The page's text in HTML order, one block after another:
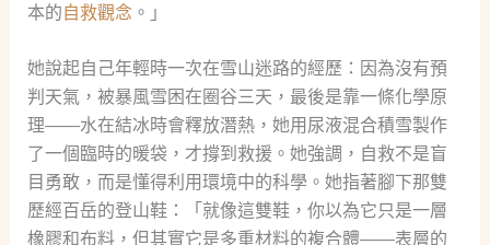
本的自救觀念 。」
她說起自己年輕時一次在雪山迷路的經歷：因為沒有預
判天氣，被暴風雪困在圈谷三天，最後是靠一條化學原
理——水在結冰時會釋放潛熱，她用尿液混合積雪製作
了一個臨時的暖袋，才撐到救援。她強調，自救不是盲
目勇敢，而是懂得利用環境中的科學。她指著腳下那雙
歷經百岳的登山鞋：「就像這雙鞋，你以為它只是一層
橡膠和布料，但其實它是多重材料的複合體——表層的